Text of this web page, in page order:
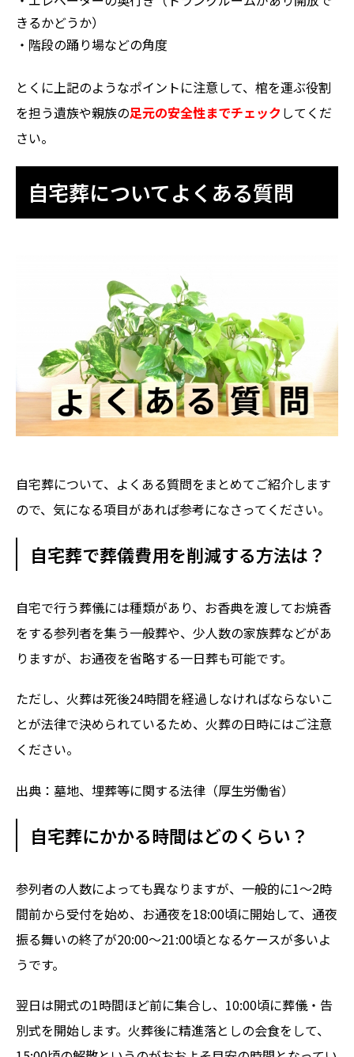
きるかどうか）
・階段の踊り場などの角度
とくに上記のようなポイントに注意して、棺を運ぶ役割
を担う遺族や親族の足元の安全性までチェックしてくだ
さい。
自宅葬についてよくある質問
自宅葬について、よくある質問をまとめてご紹介します
ので、気になる項目があれば参考になさってください。
自宅葬で葬儀費用を削減する方法は？
自宅で行う葬儀には種類があり、お香典を渡してお焼香
をする参列者を集う一般葬や、少人数の家族葬などがあ
りますが、お通夜を省略する一日葬も可能です。
ただし、火葬は死後24時間を経過しなければならないこ
とが法律で決められているため、火葬の日時にはご注意
ください。
出典： 墓地、埋葬等に関する法律（厚生労働省）
自宅葬にかかる時間はどのくらい？
参列者の人数によっても異なりますが、一般的に1〜2時
間前から受付を始め、お通夜を18:00頃に開始して、通夜
振る舞いの終了が20:00〜21:00頃となるケースが多いよ
うです。
翌日は開式の1時間ほど前に集合し、10:00頃に葬儀・告
別式を開始します。火葬後に精進落としの会食をして、